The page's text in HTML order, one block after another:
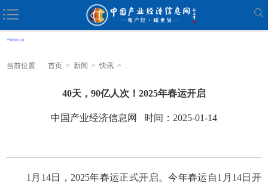
当前位置 首页 > 新闻 > 快讯 >
40天，90亿人次！2025年春运开启
中国产业经济信息网 时间：2025-01-14
1月14日，2025年春运正式开启。今年春运自1月14日开